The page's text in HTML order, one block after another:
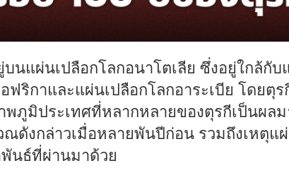
แผ่นเปลือกโลกอนาโตเลีย ซึ่งอยู่ใกล้กับ
ริกาและแผ่นเปลือกโลกอาระเบีย โดยตุ
ภูมิประเทศที่หลากหลายของตุรกีเป็นผล
ณดังกล่าวเมื่อหลายพันปีก่อน รวมถึงเหตุแ
นธ์ที่ผ่านมาด้วย